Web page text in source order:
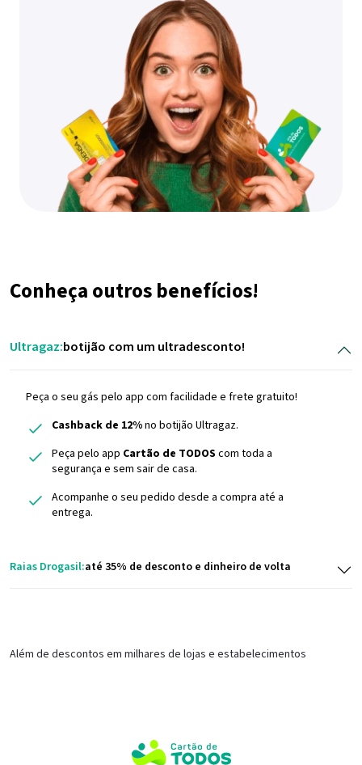
Conheça outros benefícios!
Ultragaz:botijão com um ultradesconto!
Peça o seu gás pelo app com facilidade e frete gratuito!
Cashback de 12%no botijão Ultragaz.
Peça pelo app Cartão de TODOS com toda a
segurança e sem sair de casa.
Acompanhe o seu pedido desde a compra até a
entrega.
Raias Drogasil:até 35% de desconto e dinheiro de volta
Além de descontos em milhares de lojas e estabelecimentos